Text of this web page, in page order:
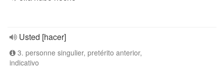
Usted [hacer]
3. personne singulier, pretérito anterior,
indicativo